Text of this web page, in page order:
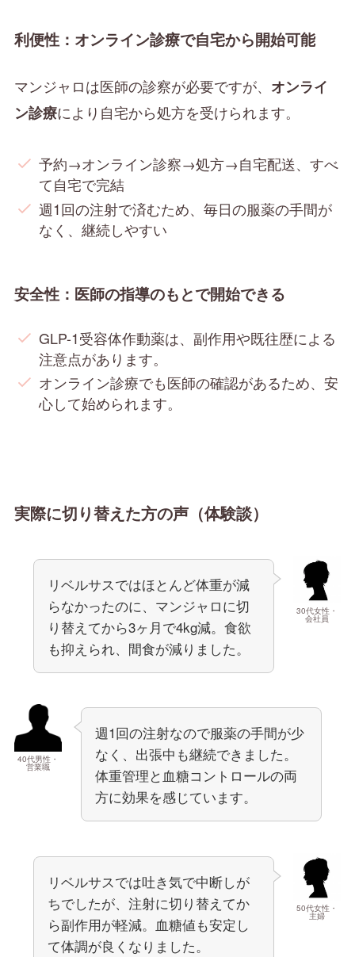
利便性：オンライン診療で自宅から開始可能
マンジャロは医師の診察が必要ですが、 オンライ
ン診療により自宅から処方を受けられます。
予約→オンライン診察→処方→自宅配送、すべ
て自宅で完結
週1回の注射で済むため、毎日の服薬の手間が
なく、継続しやすい
安全性：医師の指導のもとで開始できる
GLP-1受容体作動薬は、副作用や既往歴による
注意点があります。
オンライン診療でも医師の確認があるため、安
心して始められます。
実際に切り替えた方の声（体験談）
30代女性・
会社員
リベルサスではほとんど体重が減
らなかったのに、マンジャロに切
り替えてから3ヶ月で4kg減。食欲
も抑えられ、間食が減りました。
40代男性・
営業職
週1回の注射なので服薬の手間が少
なく、出張中も継続できました。
体重管理と血糖コントロールの両
方に効果を感じています。
50代女性・
主婦
リベルサスでは吐き気で中断しが
ちでしたが、注射に切り替えてか
ら副作用が軽減。血糖値も安定し
て体調が良くなりました。